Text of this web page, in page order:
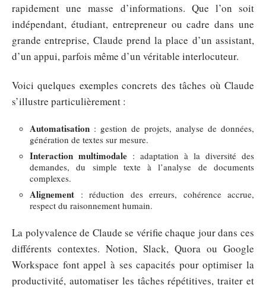
rapidement une masse d’informations. Que l’on soit
indépendant, étudiant, entrepreneur ou cadre dans une
grande entreprise, Claude prend la place d’un assistant,
d’un appui, parfois même d’un véritable interlocuteur.
Voici quelques exemples concrets des tâches où Claude
s’illustre particulièrement :
Automatisation : gestion de projets, analyse de données,
génération de textes sur mesure.
Interaction multimodale : adaptation à la diversité des
demandes, du simple texte à l’analyse de documents
complexes.
Alignement : réduction des erreurs, cohérence accrue,
respect du raisonnement humain.
La polyvalence de Claude se vérifie chaque jour dans ces
différents contextes. Notion, Slack, Quora ou Google
Workspace font appel à ses capacités pour optimiser la
productivité, automatiser les tâches répétitives, traiter et